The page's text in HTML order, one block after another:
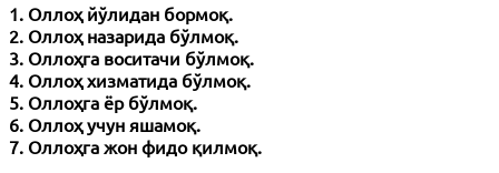
1. Оллоҳ йўлидан бормоқ.
2. Оллоҳ назарида бўлмоқ.
3. Оллоҳга воситачи бўлмоқ.
4. Оллоҳ хизматида бўлмоқ.
5. Оллоҳга ёр бўлмоқ.
6. Оллоҳ учун яшамоқ.
7. Оллоҳга жон фидо қилмоқ.